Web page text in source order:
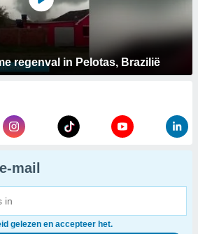
regenval in Pelotas, Brazilië
mail
gelezen en accepteer het.